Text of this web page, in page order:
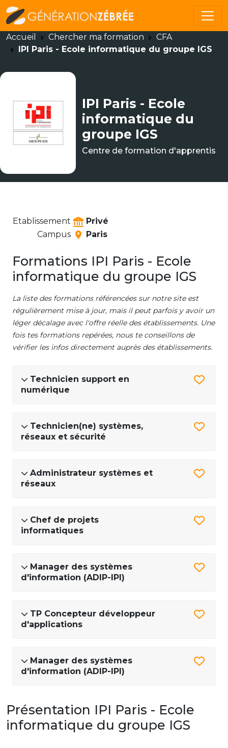
Accueil Chercher ma formation
CFA
IPI Paris - Ecole informatique du groupe IGS
IPI Paris - Ecole
informatique du
groupe IGS
Centre de formation d'apprentis
Etablissement
Privé
Campus
Paris
Formations IPI Paris - Ecole
informatique du groupe IGS
La liste des formations référencées sur notre site est
régulièrement mise à jour, mais il peut parfois y avoir un
léger décalage avec l'offre réelle des établissements. Une
fois tes formations repérées, nous te conseillons de
vérifier les infos directement auprès des établissements.
Technicien support en
numérique
Technicien(ne) systèmes,
réseaux et sécurité
Administrateur systèmes et
réseaux
Chef de projets
informatiques
Manager des systèmes
d'information (ADIP-IPI)
TP Concepteur développeur
d'applications
Manager des systèmes
d'information (ADIP-IPI)
Présentation IPI Paris - Ecole
informatique du groupe IGS